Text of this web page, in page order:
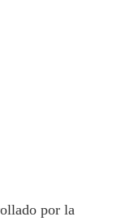
por la